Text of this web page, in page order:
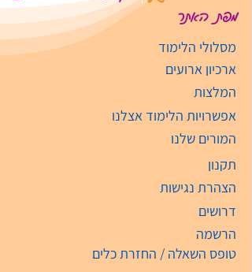
מפת האתר
מסלולי הלימוד
ארכיון ארועים
המלצות
אפשרויות הלימוד אצלנו
המורים שלנו
תקנון
הצהרת נגישות
דרושים
הרשמה
טופס השאלה / החזרת כלים